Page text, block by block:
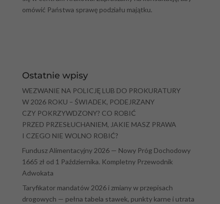
omówić Państwa sprawę podziału majątku.
Ostatnie wpisy
WEZWANIE NA POLICJĘ LUB DO PROKURATURY
W 2026 ROKU – ŚWIADEK, PODEJRZANY
CZY POKRZYWDZONY? CO ROBIĆ
PRZED PRZESŁUCHANIEM, JAKIE MASZ PRAWA
I CZEGO NIE WOLNO ROBIĆ?
Fundusz Alimentacyjny 2026 — Nowy Próg Dochodowy
1665 zł od 1 Października. Kompletny Przewodnik
Adwokata
Taryfikator mandatów 2026 i zmiany w przepisach
drogowych — pełna tabela stawek, punkty karne i utrata